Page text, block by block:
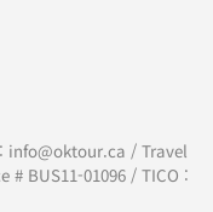
info@oktour.ca / Travel
# BUS11-01096 / TICO :